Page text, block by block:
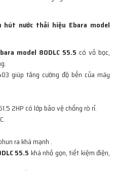
nước thải hiệu Ebara model
model 80DLC 55.5 có vỏ bọc,
giúp tăng cường độ bền của máy
2HP có lớp bảo vệ chống rò rỉ.
ra khá mạnh .
55.5 khá nhỏ gọn, tiết kiệm điện,